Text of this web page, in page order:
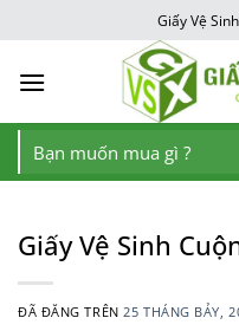
đến
nội
Giấy Vệ
Tìm
kiếm:
Giấy Vệ Sinh
ĐÃ ĐĂNG TRÊN25 THÁNG BẢY,